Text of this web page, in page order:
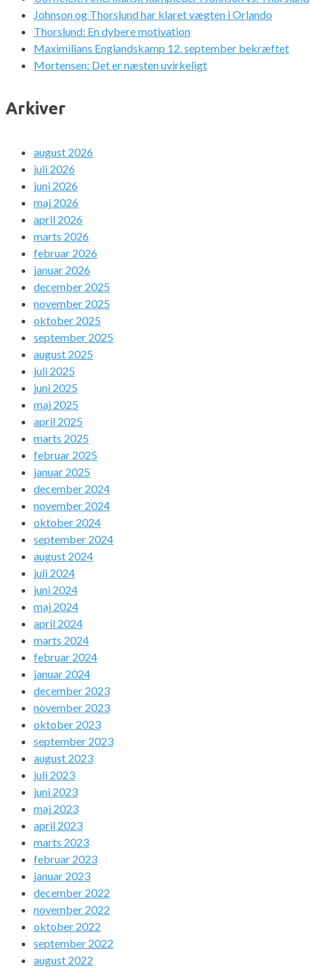
Johnson og Thorslund har klaret vægten i Orlando
Thorslund: En dybere motivation
Maximilians Englandskamp 12. september bekræftet
Mortensen: Det er næsten uvirkeligt
Arkiver
august 2026
juli 2026
juni 2026
maj 2026
april 2026
marts 2026
februar 2026
januar 2026
december 2025
november 2025
oktober 2025
september 2025
august 2025
juli 2025
juni 2025
maj 2025
april 2025
marts 2025
februar 2025
januar 2025
december 2024
november 2024
oktober 2024
september 2024
august 2024
juli 2024
juni 2024
maj 2024
april 2024
marts 2024
februar 2024
januar 2024
december 2023
november 2023
oktober 2023
september 2023
august 2023
juli 2023
juni 2023
maj 2023
april 2023
marts 2023
februar 2023
januar 2023
december 2022
november 2022
oktober 2022
september 2022
august 2022